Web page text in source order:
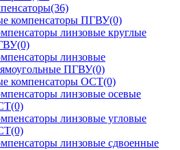
(36)
компенсаторы ПГВУ(0)
линзовые круглые
(0)
линзовые
ПГВУ(0)
компенсаторы ОСТ(0)
линзовые осевые
(0)
линзовые угловые
(0)
линзовые сдвоенные